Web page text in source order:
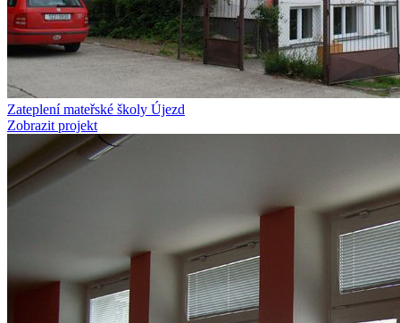
Zateplení mateřské školy Újezd
Zobrazit projekt